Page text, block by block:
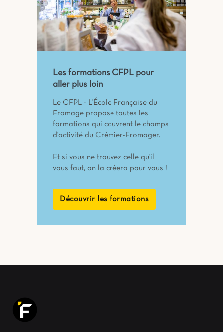
Les formations CFPL pour
aller plus loin
Le CFPL - L'École Française du
Fromage propose toutes les
formations qui couvrent le champs
d'activité du Crémier-Fromager.
Et si vous ne trouvez celle qu'il
vous faut, on la créera pour vous !
Découvrir les formations